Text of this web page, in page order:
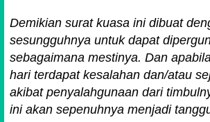
Demikian surat kuasa ini dibuat
sesungguhnya untuk dapat
sebagaimana mestinya. Dan
hari terdapat kesalahan dan/atau
akibat penyalahgunaan dari
ini akan sepenuhnya menjadi